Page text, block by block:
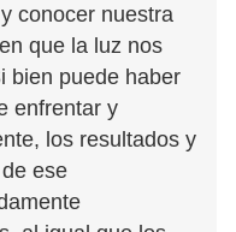
conocer nuestra
que la luz nos
bien puede haber
enfrentar y
los resultados y
ese